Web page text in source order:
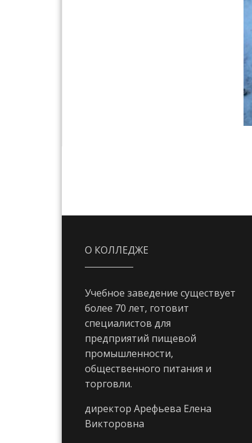
О КОЛЛЕДЖЕ
Учебное заведение существует
более 70 лет, готовит
специалистов для
предприятий пищевой
промышленности,
общественного питания и
торговли.
директор Арефьева Елена
Викторовна